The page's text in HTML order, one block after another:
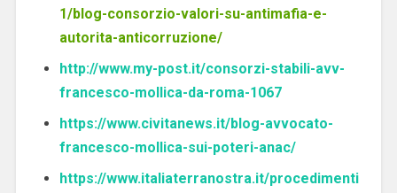
1/blog-consorzio-valori-su-antimafia-e-
autorita-anticorruzione/
http://www.my-post.it/consorzi-stabili-avv-
francesco-mollica-da-roma-1067
https://www.civitanews.it/blog-avvocato-
francesco-mollica-sui-poteri-anac/
https://www.italiaterranostra.it/procedimenti